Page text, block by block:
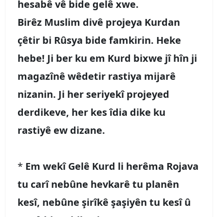
hesabê vê bide gelê xwe.
Birêz Muslim divê projeya Kurdan
çêtir bi Rûsya bide famkirin. Heke
hebe! Ji ber ku em Kurd bixwe jî hîn ji
magazînê wêdetir rastiya mijarê
nizanin. Ji her seriyekî projeyed
derdikeve, her kes îdia dike ku
rastiyê ew dizane.
* Em wekî Gelê Kurd li herêma Rojava
tu carî nebûne hevkarê tu planên
kesî, nebûne şirîkê şaşiyên tu kesî û